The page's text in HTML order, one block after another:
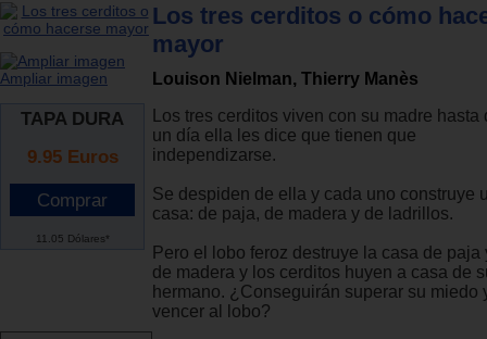
Ampliar imagen
TAPA DURA
9.95 Euros
11.05 Dólares*
Los tres cerditos o cómo
mayor
Louison Nielman, Thierry Manès
Los tres cerditos viven con su madre hasta
un día ella les dice que tienen que
independizarse.
Se despiden de ella y cada uno construye
casa: de paja, de madera y de ladrillos.
Pero el lobo feroz destruye la casa de paja
de madera y los cerditos huyen a casa de
hermano. ¿Conseguirán superar su miedo
vencer al lobo?